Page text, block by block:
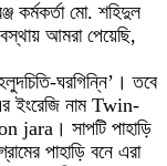
কর্মকর্তা মো. শহিদুল
আমরা পেয়েছি,
ঘরগিন্নি’। তবে
ইংরেজি নাম Twin-
jara। সাপটি পাহাড়ি
পাহাড়ি বনে এরা